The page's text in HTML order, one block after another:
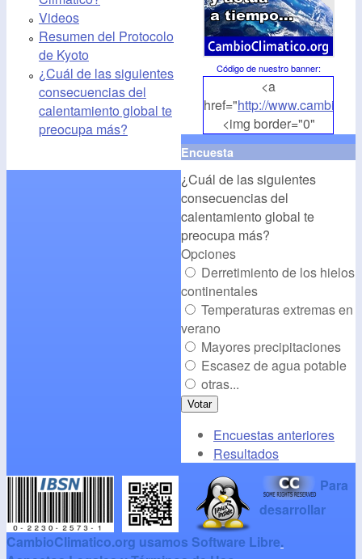
Videos
Resumen del Protocolo
de Kyoto
¿Cuál de las siguientes
consecuencias del
calentamiento global te
preocupa más?
Código de nuestro banner:
<a
href="http://
<img border="0"
align="middle"
src="http://
alt="CambioClimatico.org"
/></a>
Encuesta
¿Cuál de las siguientes
consecuencias del
calentamiento global te
preocupa más?
Opciones
Derretimiento de los hielos
continentales
Temperaturas extremas en
verano
Mayores precipitaciones
Escasez de agua potable
otras...
Encuestas anteriores
Resultados
Para
desarrollar
CambioClimatico.org usamos Software Libre.